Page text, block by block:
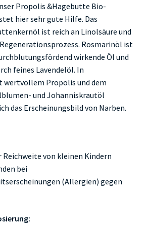
Propolis &Hagebutte Bio-
hier sehr gute Hilfe. Das
ist reich an Linolsäure und
Rosmarinöl ist
wirkende Öl und
feines Lavendelöl. In
Propolis und dem
und Johanniskrautöl
das Erscheinungsbild von Narben.
von kleinen Kindern
bei
(Allergien) gegen